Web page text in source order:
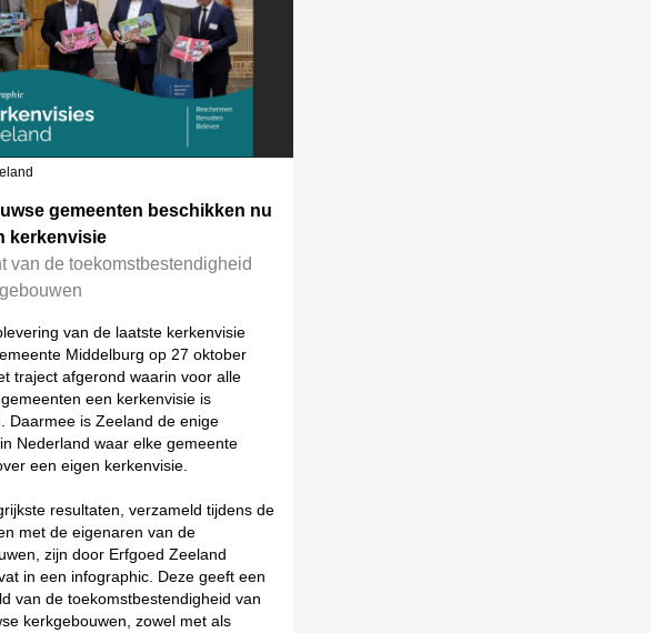
gemeenten beschikken nu
kerkenvisie
van de toekomstbestendigheid
van de laatste kerkenvisie
Middelburg op 27 oktober
traject afgerond waarin voor alle
een kerkenvisie is
Daarmee is Zeeland de enige
Nederland waar elke gemeente
een eigen kerkenvisie.
resultaten, verzameld tijdens de
met de eigenaren van de
zijn door Erfgoed Zeeland
in een infographic. Deze geeft een
van de toekomstbestendigheid van
kerkgebouwen, zowel met als